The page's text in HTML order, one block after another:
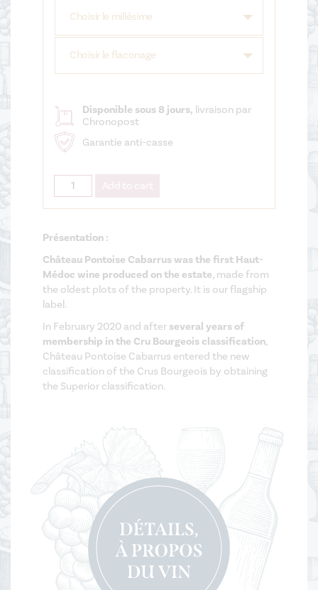
Choisir le millésime
Choisir le flaconage
Disponible sous 8 jours, livraison par
Chronopost
Garantie anti-casse
Château Pontoise Cabarrus quantity
Présentation :
Château Pontoise Cabarrus was the first Haut-
Médoc wine produced on the estate, made from
the oldest plots of the property. It is our flagship
label.
In February 2020 and after several years of
membership in the Cru Bourgeois classification,
Château Pontoise Cabarrus entered the new
classification of the Crus Bourgeois by obtaining
the Superior classification.